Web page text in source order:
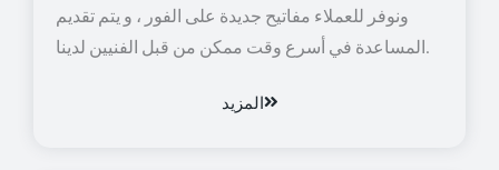
ونوفر للعملاء مفاتيح جديدة على الفور ، و يتم تقديم
المساعدة في أسرع وقت ممكن من قبل الفنيين لدينا.
المزيد